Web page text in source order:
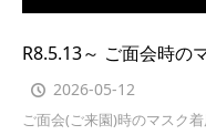
R8.5.13～ ご面会時の
2026-05-12
ご面会(ご来園)時のマスク